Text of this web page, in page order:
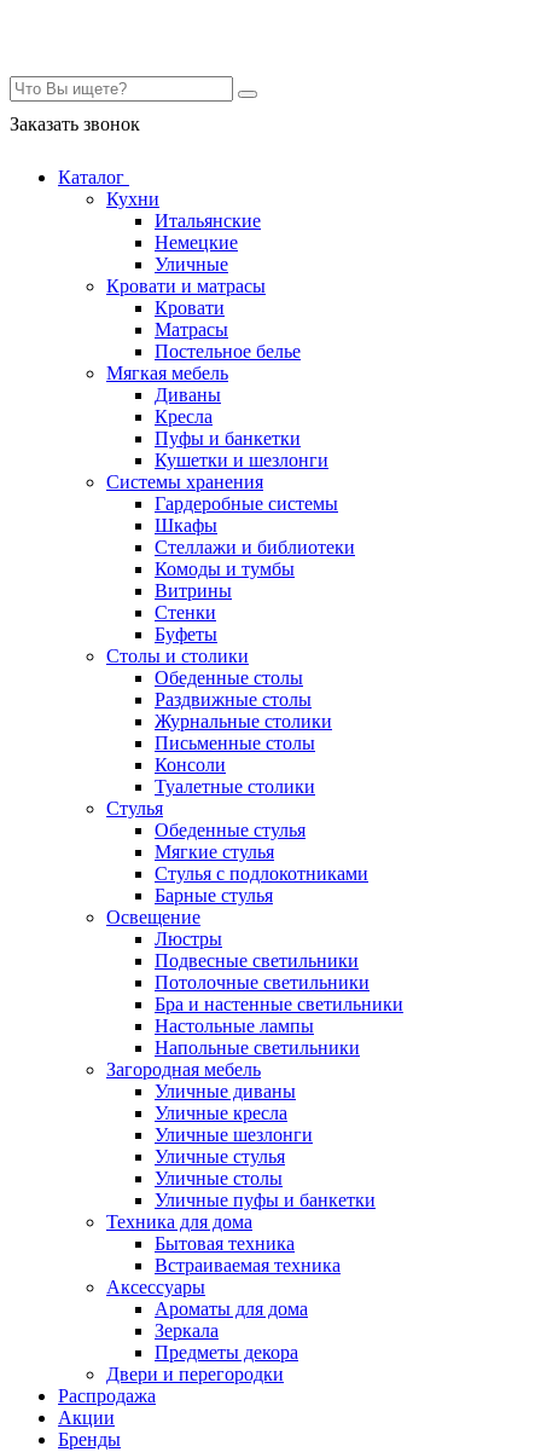
Заказать звонок
Каталог
Кухни
Итальянские
Немецкие
Уличные
Кровати и матрасы
Кровати
Матрасы
Постельное белье
Мягкая мебель
Диваны
Кресла
Пуфы и банкетки
Кушетки и шезлонги
Системы хранения
Гардеробные системы
Шкафы
Стеллажи и библиотеки
Комоды и тумбы
Витрины
Стенки
Буфеты
Столы и столики
Обеденные столы
Раздвижные столы
Журнальные столики
Письменные столы
Консоли
Туалетные столики
Стулья
Обеденные стулья
Мягкие стулья
Стулья с подлокотниками
Барные стулья
Освещение
Люстры
Подвесные светильники
Потолочные светильники
Бра и настенные светильники
Настольные лампы
Напольные светильники
Загородная мебель
Уличные диваны
Уличные кресла
Уличные шезлонги
Уличные стулья
Уличные столы
Уличные пуфы и банкетки
Техника для дома
Бытовая техника
Встраиваемая техника
Аксессуары
Ароматы для дома
Зеркала
Предметы декора
Двери и перегородки
Распродажа
Акции
Бренды